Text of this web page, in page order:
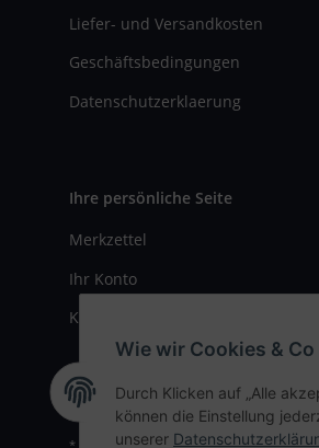
Liefer- und Versandkosten
Geschäftsbedingungen
Datenschutzerklaerung
Ihre persönliche Seite
Merkzettel
Ihr Konto
Kasse
* Alle Preise inkl. gesetzlicher USt., zzgl.
Wie wir Cookies &
Durch Klicken auf „Alle
können die Einstellung
unserer